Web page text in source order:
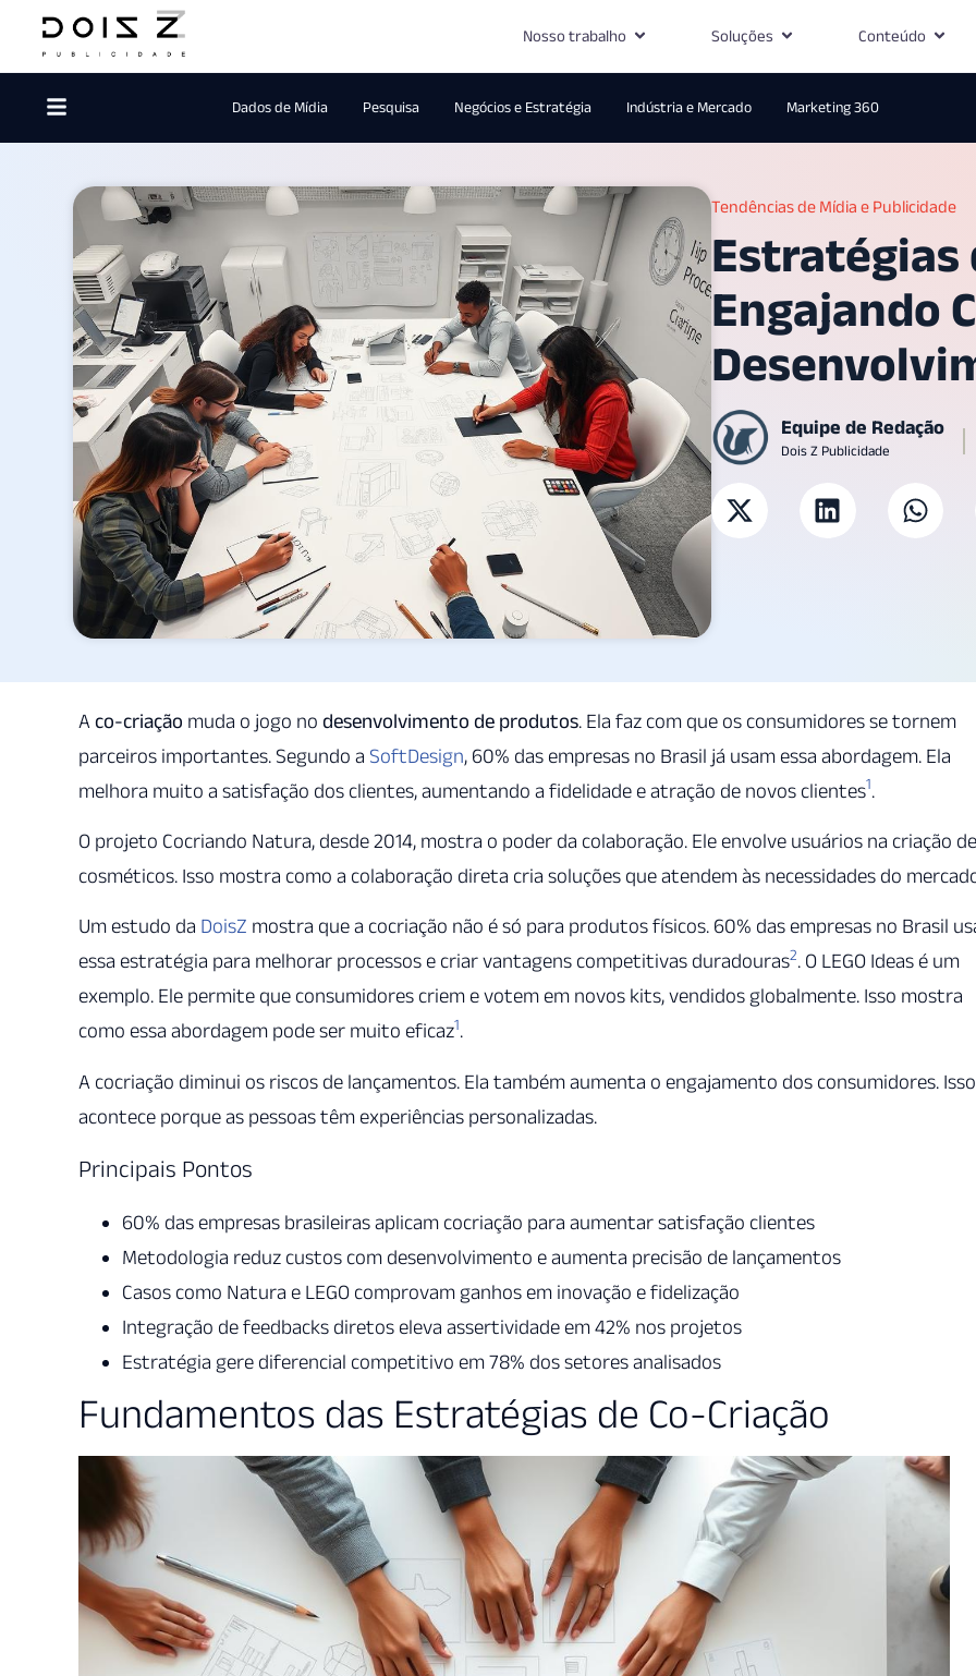
Nosso trabalho Soluções Conteúdo
Dados de Mídia Pesquisa Negócios e Estratégia Indústria e Mercado Marketing 360
Tendências de Mídia e Publicidade
Estratégias
Engajando
Equipe de Redação
Dois Z Publicidade
A co-criação muda o jogo no desenvolvimento de produtos. Ela faz com que os consumidores se tornem
parceiros importantes. Segundo a SoftDesign, 60% das empresas no Brasil já usam essa abordagem. Ela
melhora muito a satisfação dos clientes, aumentando a fidelidade e atração de novos clientes1.
O projeto Cocriando Natura, desde 2014, mostra o poder da colaboração. Ele envolve usuários na criação de
cosméticos. Isso mostra como a colaboração direta cria soluções que atendem às necessidades do
Um estudo da DoisZ mostra que a cocriação não é só para produtos físicos. 60% das empresas no Brasil
essa estratégia para melhorar processos e criar vantagens competitivas duradouras2. O LEGO Ideas é um
exemplo. Ele permite que consumidores criem e votem em novos kits, vendidos globalmente. Isso mostra
como essa abordagem pode ser muito eficaz1.
A cocriação diminui os riscos de lançamentos. Ela também aumenta o engajamento dos consumidores. Isso
acontece porque as pessoas têm experiências personalizadas.
Principais Pontos
60% das empresas brasileiras aplicam cocriação para aumentar satisfação clientes
Metodologia reduz custos com desenvolvimento e aumenta precisão de lançamentos
Casos como Natura e LEGO comprovam ganhos em inovação e fidelização
Integração de feedbacks diretos eleva assertividade em 42% nos projetos
Estratégia gere diferencial competitivo em 78% dos setores analisados
Fundamentos das Estratégias de Co-Criação